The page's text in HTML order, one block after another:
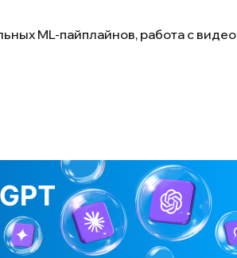
ML-пайплайнов, работа с